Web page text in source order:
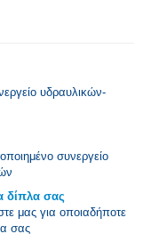
υδραυλικών-
συνεργείο
δίπλα σας
μας για οποιαδήποτε
σας